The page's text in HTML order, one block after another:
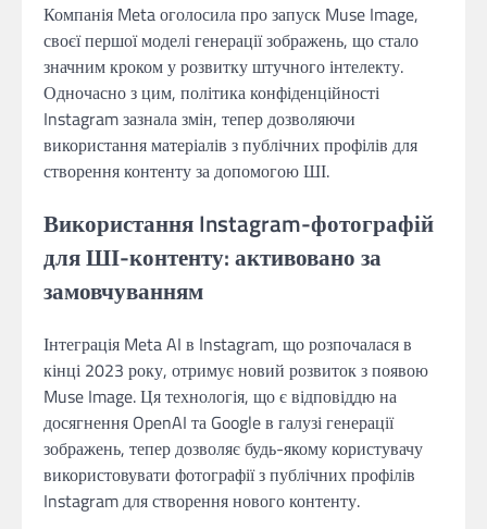
Компанія Meta оголосила про запуск Muse Image,
своєї першої моделі генерації зображень, що стало
значним кроком у розвитку штучного інтелекту.
Одночасно з цим, політика конфіденційності
Instagram зазнала змін, тепер дозволяючи
використання матеріалів з публічних профілів для
створення контенту за допомогою ШІ.
Використання Instagram-фотографій
для ШІ-контенту: активовано за
замовчуванням
Інтеграція Meta AI в Instagram, що розпочалася в
кінці 2023 року, отримує новий розвиток з появою
Muse Image. Ця технологія, що є відповіддю на
досягнення OpenAI та Google в галузі генерації
зображень, тепер дозволяє будь-якому користувачу
використовувати фотографії з публічних профілів
Instagram для створення нового контенту.